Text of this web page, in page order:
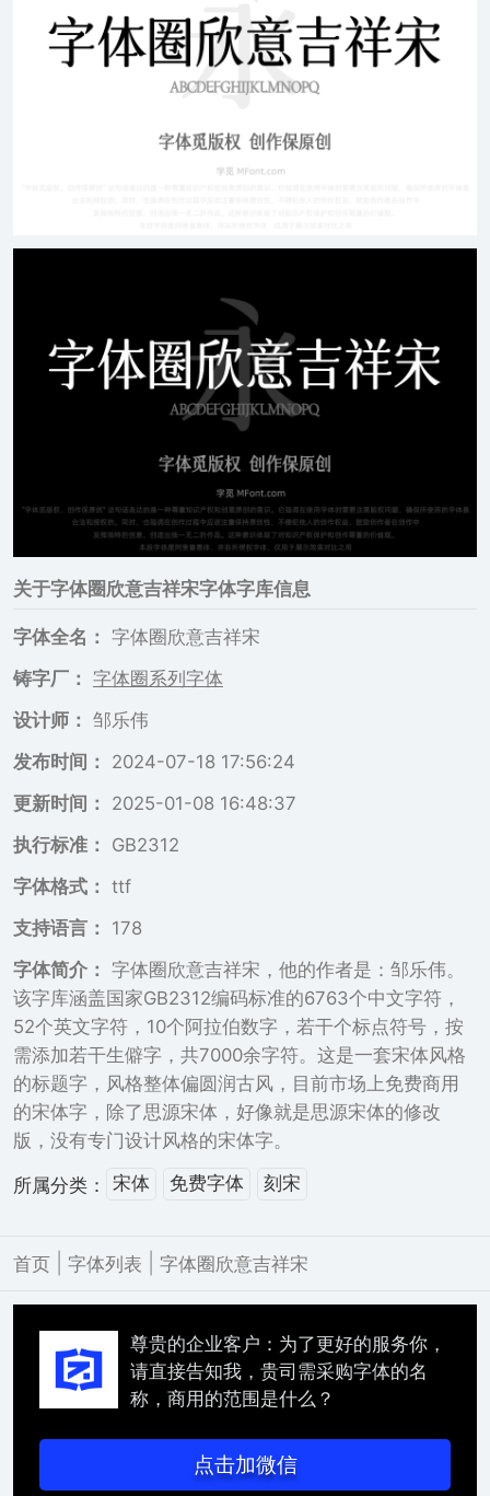
关于字体圈欣意吉祥宋字体字库信息
字体全名： 字体圈欣意吉祥宋
铸字厂： 字体圈系列字体
设计师： 邹乐伟
发布时间：
2024-07-18 17:56:24
更新时间：
2025-01-08 16:48:37
执行标准：
GB2312
字体格式： ttf
支持语言：
178
字体简介： 字体圈欣意吉祥宋，他的作者是：邹乐伟。
该字库涵盖国家GB2312编码标准的6763个中文字符，
52个英文字符，10个阿拉伯数字，若干个标点符号，按
需添加若干生僻字，共7000余字符。这是一套宋体风格
的标题字，风格整体偏圆润古风，目前市场上免费商用
的宋体字，除了思源宋体，好像就是思源宋体的修改
版，没有专门设计风格的宋体字。
所属分类： 宋体 免费字体 刻宋
首页 字体列表 字体圈欣意吉祥宋
尊贵的企业客户：为了更好的服务你，
请直接告知我，贵司需采购字体的名
称，商用的范围是什么？
点击加微信